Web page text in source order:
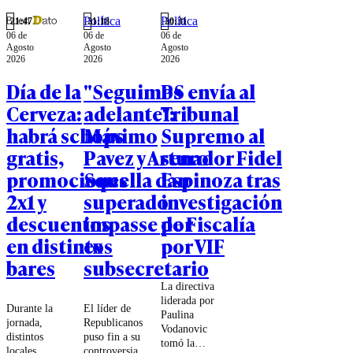
"la ruta del
21:47
06 de
Agosto
2026
Día de la
Cerveza:
habrá schops
gratis,
promociones
2x1 y
descuentos
en distintos
bares
Durante la
jornada,
distintos
Política
21:18
06 de
Agosto
2026
"Seguimos
adelante":
Máximo
Pavez y Arturo
Squella dan
superado
impasse por
ex
subsecretario
El líder de
Republicanos
puso fin a su
Política
20:31
06 de
Agosto
2026
PS envía al
Tribunal
Supremo al
senador Fidel
Espinoza tras
investigación
de Fiscalía
por VIF
La directiva
liderada por
Paulina
Vodanovic
tomó la